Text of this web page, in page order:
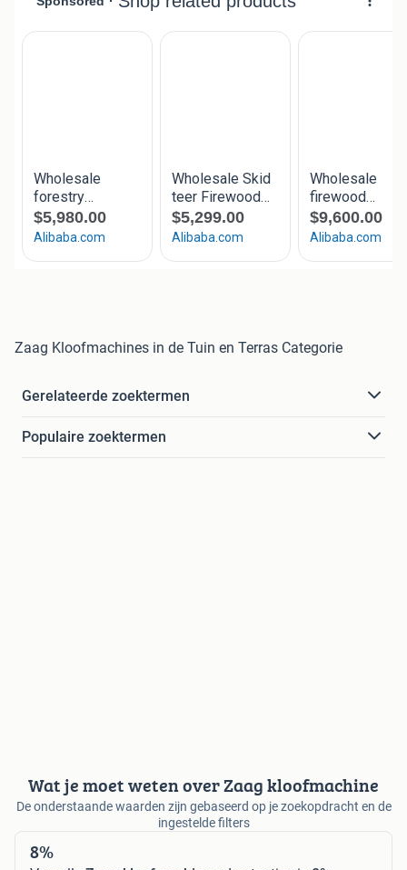
Zaag Kloofmachines in de Tuin en Terras Categorie
Gerelateerde zoektermen
Populaire zoektermen
Wat je moet weten over Zaag kloofmachine
De onderstaande waarden zijn gebaseerd op je zoekopdracht en de
ingestelde filters
8%